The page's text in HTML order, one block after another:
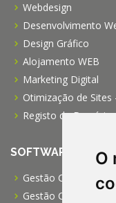
O
Webdesign
Desenvolvimento
Design Gráfico
Alojamento WEB
Marketing Digital
Otimização de Sites
Registo de Domínios
SOFTWARE
Gestão Comercial
Gestão Comercial